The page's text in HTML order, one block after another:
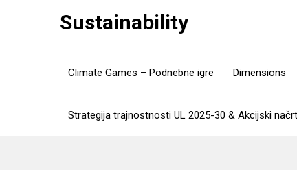
Sustainability
Climate Games – Podnebne igre Dimensions
Strategija trajnostnosti UL 2025-30 & Akcijski načrt